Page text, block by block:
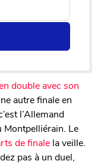
double avec son
autre finale en
l’Allemand
Montpelliérain. Le
de finale la veille.
pas à un duel,